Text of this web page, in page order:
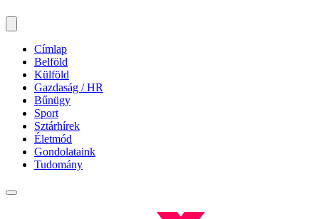
Címlap
Belföld
Külföld
Gazdaság / HR
Bűnügy
Sport
Sztárhírek
Életmód
Gondolataink
Tudomány